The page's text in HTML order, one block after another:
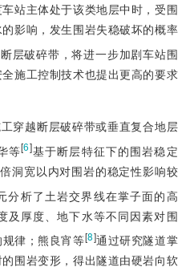
站主体处于该类地层中时，受围
影响，发生围岩失稳破坏的概率
层破碎带，将进一步加剧车站围
施工控制技术也提出更高的要求
穿越断层破碎带或垂直复合地层
等[6]基于断层特征下的围岩稳定
洞宽以内对围岩的稳定性影响较
分析了土岩交界线在掌子面的高
及厚度、地下水等不同因素对围
律；熊良宵等[8]通过研究隧道掌
围岩变形，得出隧道由硬岩向软